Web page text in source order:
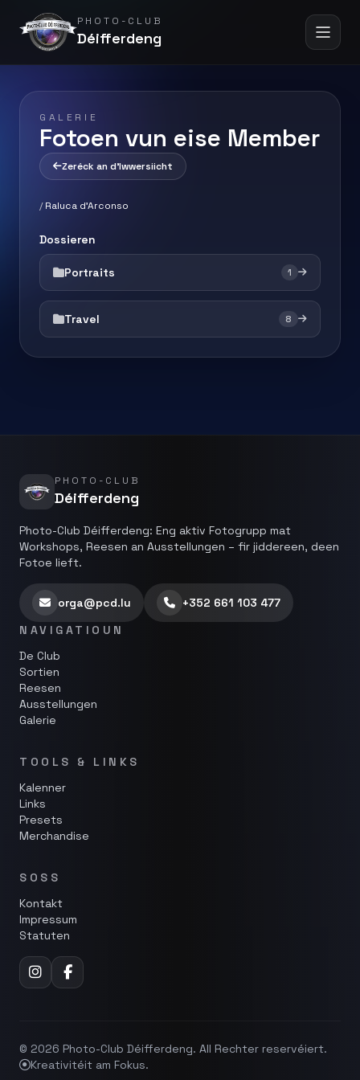
PHOTO-CLUB
Déifferdeng
GALERIE
Fotoen vun eise Member
Zeréck an d'Iwwersiicht
/Raluca d'Arconso
Dossieren
Portraits 1
Travel 8
PHOTO-CLUB
Déifferdeng
Photo-Club Déifferdeng: Eng aktiv Fotogrupp mat
Workshops, Reesen an Ausstellungen – fir jiddereen, deen
Fotoe lieft.
orga@pcd.lu
+352 661 103 477
NAVIGATIOUN
De Club
Sortien
Reesen
Ausstellungen
Galerie
TOOLS & LINKS
Kalenner
Links
Presets
Merchandise
SOSS
Kontakt
Impressum
Statuten
© 2026 Photo-Club Déifferdeng. All Rechter reservéiert.
Kreativitéit am Fokus.